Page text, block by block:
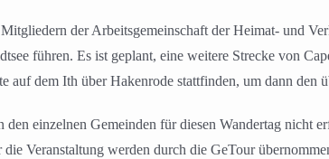
der Arbeitsgemeinschaft der Heimat- und
führen. Es ist geplant, eine weitere Strecke von
auf dem Ith über Hakenrode stattfinden, um dann den
den einzelnen Gemeinden für diesen Wandertag nicht
die Veranstaltung werden durch die GeTour